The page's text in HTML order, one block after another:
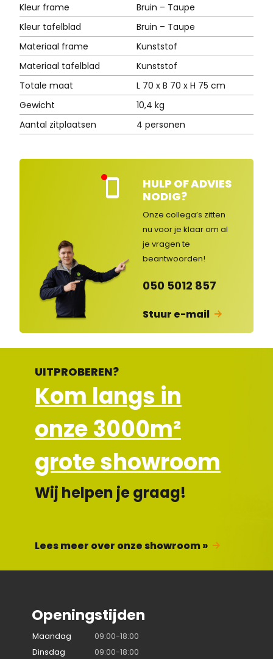
Kleur frame
Bruin – Taupe
Kleur tafelblad
Bruin – Taupe
Materiaal frame
Kunststof
Materiaal tafelblad
Kunststof
Totale maat
L 70 x B 70 x H 75 cm
Gewicht
10,4 kg
Aantal zitplaatsen
4 personen
nte
en
HULP OF ADVIES
NODIG?
Onze collega’s zitten
nu voor je klaar om al
je vragen te
beantwoorden!
050 5012 857
Stuur e-mail
UITPROBEREN?
Kom langs in
onze 3000m²
grote showroom
Wij helpen je graag!
Lees meer over onze showroom »
Openingstijden
Maandag
09:00-18:00
Dinsdag
09:00-18:00